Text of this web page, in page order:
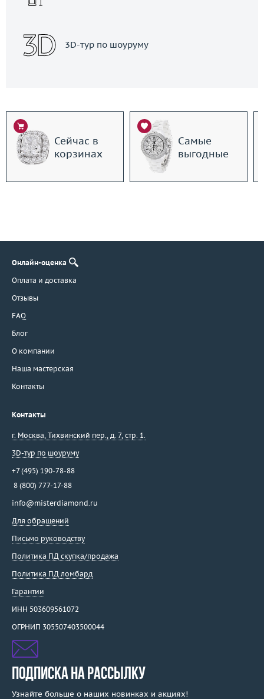
3D-тур по шоуруму
Сейчас в
корзинах
Самые
выгодные
Онлайн-оценка
Оплата и доставка
Отзывы
FAQ
Блог
О компании
Наша мастерская
Контакты
Контакты
г. Москва, Тихвинский пер., д. 7, стр. 1.
3D-тур по шоуруму
+7 (495) 190-78-88
8 (800) 777-17-88
info@misterdiamond.ru
Для обращений
Письмо руководству
Политика ПД скупка/продажа
Политика ПД ломбард
Гарантии
ИНН 503609561072
ОГРНИП 305507403500044
ПОДПИСКА НА РАССЫЛКУ
Узнайте больше о наших новинках и акциях!